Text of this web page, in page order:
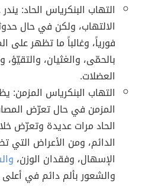
التهاب البنكرياس الحاد:
الالتهاب، ولكن في حال
فورياً، وغالباً ما تظهر على
بالحمّى، والغثيان،
العضلات.
التهاب البنكرياس المزمن:
المزمن في حال تعرّض
الحاد مرات عديدة وتعرّض
الدائم، ومن الأعراض التي
الإسهال، وفقدان الوزن،
والشعور بألم دائم في